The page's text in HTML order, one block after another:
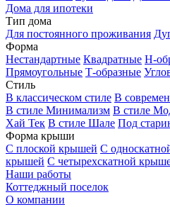
Дома для ипотеки
Тип дома
Для постоянного проживания
Форма
Нестандартные Квадратные Н-
Прямоугольные Т-образные
Стиль
В классическом стиле В
В стиле Минимализм В стиле
Хай Тек В стиле Шале Под
Форма крыши
С плоской крышей С
крышей С четырехскатной
Наши работы
Коттеджный поселок
О компании